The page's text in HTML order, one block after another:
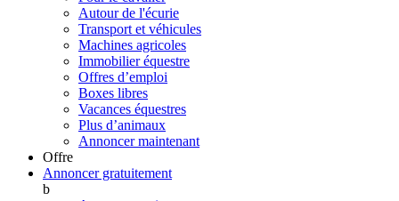
Autour de l'écurie
Transport et véhicules
Machines agricoles
Immobilier équestre
Offres d’emploi
Boxes libres
Vacances équestres
Plus d’animaux
Annoncer maintenant
Offre
Annoncer gratuitement
b